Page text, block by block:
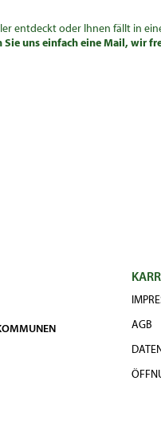
entdeckt oder Ihnen fällt in
Sie uns einfach eine Mail, wir
AGB